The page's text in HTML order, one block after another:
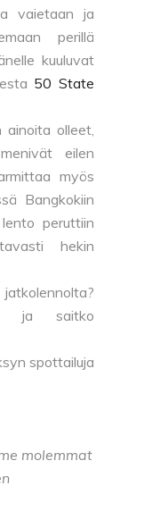
vaietaan ja
perillä
kuuluvat
50 State
ainoita olleet,
eilen
myös
Bangkokiin
peruttiin
hekin
ja saitko
spottailuja
molemmat